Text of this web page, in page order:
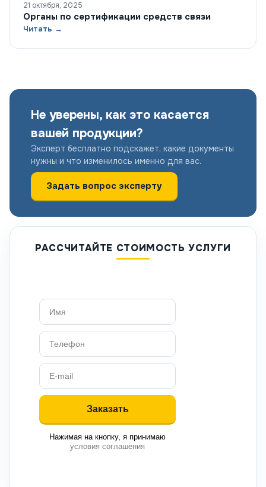
21 октября, 2025
Органы по сертификации средств связи
Читать →
Не уверены, как это касается
вашей продукции?
Эксперт бесплатно подскажет, какие документы
нужны и что изменилось именно для вас.
Задать вопрос эксперту
РАССЧИТАЙТЕ СТОИМОСТЬ УСЛУГИ
Нажимая на кнопку, я принимаю
условия соглашения